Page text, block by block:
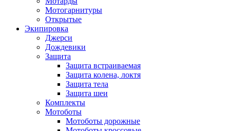
Мотогарнитуры
Открытые
Экипировка
Джерси
Дождевики
Защита
Защита встраиваемая
Защита колена, локтя
Защита тела
Защита шеи
Комплекты
Мотоботы
Мотоботы дорожные